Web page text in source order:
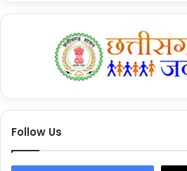
Follow Us